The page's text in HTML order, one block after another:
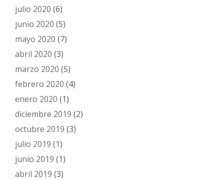
julio 2020 (6)
junio 2020 (5)
mayo 2020 (7)
abril 2020 (3)
marzo 2020 (5)
febrero 2020 (4)
enero 2020 (1)
diciembre 2019 (2)
octubre 2019 (3)
julio 2019 (1)
junio 2019 (1)
abril 2019 (3)